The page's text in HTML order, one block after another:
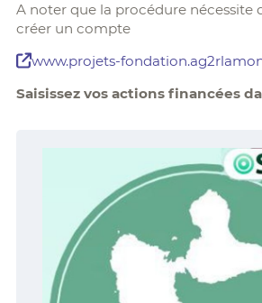
A noter que la procédure nécessite
créer un compte
www.projets-
Saisissez vos actions financées